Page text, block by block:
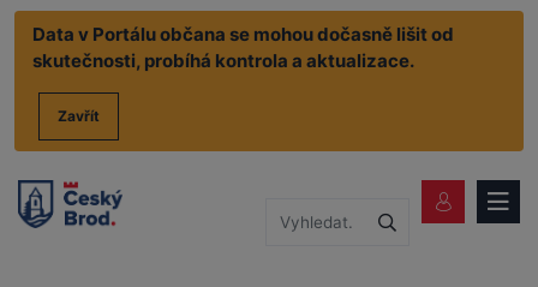
Data v Portálu občana se mohou dočasně lišit od
skutečnosti, probíhá kontrola a aktualizace.
Zavřít